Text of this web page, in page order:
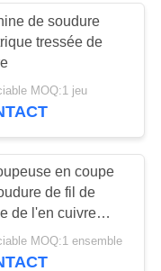
IBC
238
de soudure
tressée de
MOQ:1 jeu
en coupe
de fil de
de l'en cuivre
MOQ:1 ensemble